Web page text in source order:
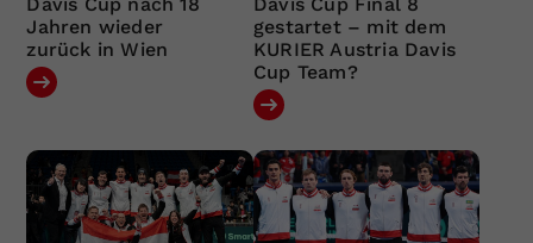
Jahren wieder
zurück in Wien
gestartet – mit dem
KURIER Austria Davis
Cup Team?